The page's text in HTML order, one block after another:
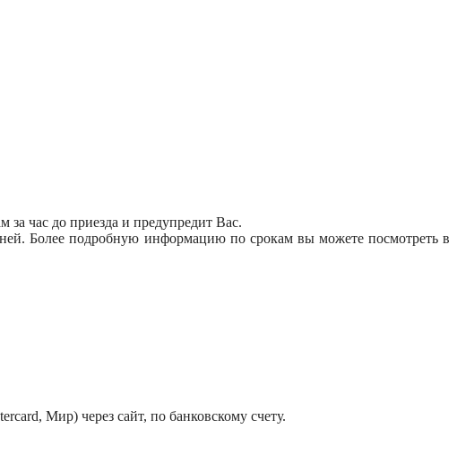
час до приезда и предупредит Вас.
Более подробную информацию по срокам вы можете посмотреть в
Мир) через сайт, по банковскому счету.